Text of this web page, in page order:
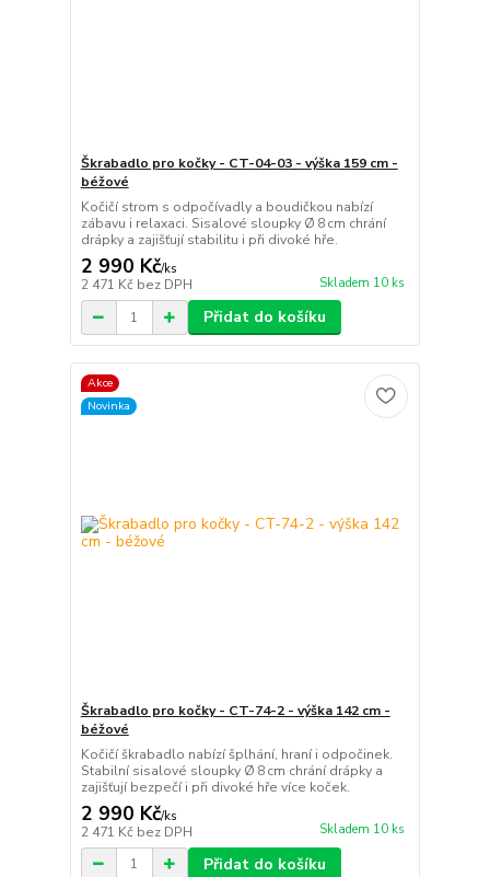
Škrabadlo pro kočky - CT-04-03 - výška 159 cm -
béžové
Kočičí strom s odpočívadly a boudičkou nabízí
zábavu i relaxaci. Sisalové sloupky Ø 8 cm chrání
drápky a zajišťují stabilitu i při divoké hře.
2 990 Kč/ks
2 471 Kč bez DPH Skladem 10 ks
Přidat do košíku
Akce
Novinka
Škrabadlo pro kočky - CT-74-2 - výška 142 cm -
béžové
Kočičí škrabadlo nabízí šplhání, hraní i odpočinek.
Stabilní sisalové sloupky Ø 8 cm chrání drápky a
zajišťují bezpečí i při divoké hře více koček.
2 990 Kč/ks
2 471 Kč bez DPH Skladem 10 ks
Přidat do košíku